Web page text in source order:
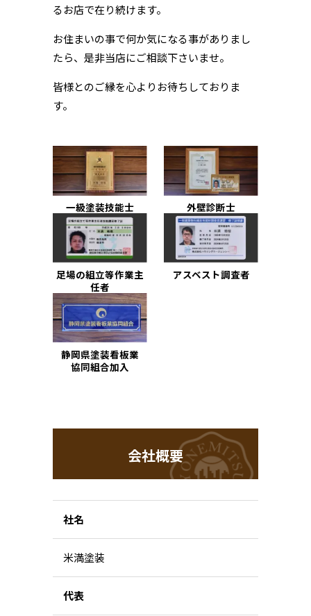
るお店で在り続けます。
お住まいの事で何か気になる事がありまし
たら、是非当店にご相談下さいませ。
皆様とのご縁を心よりお待ちしておりま
す。
一級塗装技能士 外壁診断士
足場の組立等作業主
任者
アスベスト調査者
静岡県塗装看板業
協同組合加入
会社概要
社名
米満塗装
代表